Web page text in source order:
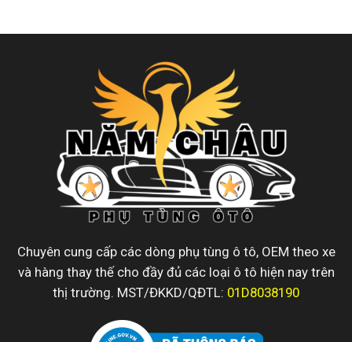
Chuyên cung cấp các dòng phụ tùng ô tô, OEM theo xe
và hàng thay thế cho đầy đủ các loại ô tô hiện nay trên
thị trường. MST/ĐKKD/QĐTL: 01D8038190